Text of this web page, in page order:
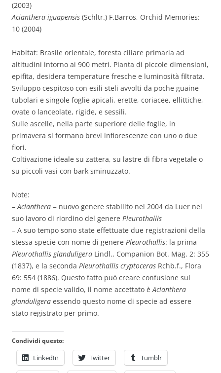
(2003)
Acianthera iguapensis (Schltr.) F.Barros, Orchid Memories:
10 (2004)
Habitat: Brasile orientale, foresta ciliare primaria ad
altitudini intorno ai 900 metri. Pianta di piccole dimensioni,
epifita, desidera temperature fresche e luminosità filtrata.
Sviluppo cespitoso con esili steli avvolti da poche guaine
tubolari e singole foglie apicali, erette, coriacee, ellittiche,
ovate o lanceolate, rigide, e sessili.
Sulle ascelle, nella parte superiore delle foglie, in
primavera si formano brevi infiorescenze con uno o due
fiori.
Coltivazione ideale su zattera, su lastre di fibra vegetale o
su piccoli vasi con bark sminuzzato.
Note:
– Acianthera = nuovo genere stabilito nel 2004 da Luer nel
suo lavoro di riordino del genere Pleurothallis
– A suo tempo sono state effettuate due registrazioni della
stessa specie con nome di genere Pleurothallis: la prima
Pleurothallis glanduligera Lindl., Companion Bot. Mag. 2: 355
(1837), e la seconda Pleurothallis cryptoceras Rchb.f., Flora
69: 554 (1886). Questo fatto può creare confusione sul
nome di specie valido, il nome accettato è Acianthera
glanduligera essendo questo nome di specie ad essere
stato registrato per primo.
Condividi questo:
LinkedIn Twitter Tumblr